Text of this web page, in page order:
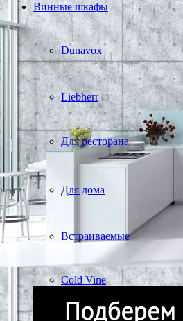
Винные шкафы
Dunavox
Liebherr
Для ресторана
Для дома
Встраиваемые
Cold Vine